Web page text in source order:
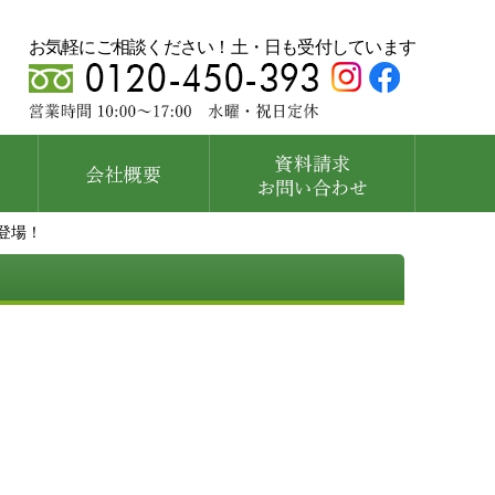
お気軽にご相談ください！土・日も受付しています
場！